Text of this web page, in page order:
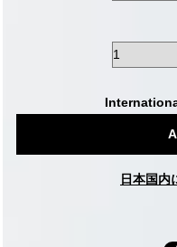
日本国内